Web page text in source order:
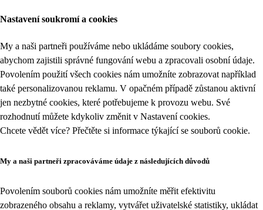
Nastavení soukromí a cookies
My a naši partneři používáme nebo ukládáme soubory cookies,
abychom zajistili správné fungování webu a zpracovali osobní údaje.
Povolením použití všech cookies nám umožníte zobrazovat například
také personalizovanou reklamu. V opačném případě zůstanou aktivní
jen nezbytné cookies, které potřebujeme k provozu webu. Své
rozhodnutí můžete kdykoliv změnit v Nastavení cookies.
Chcete vědět více? Přečtěte si informace týkající se souborů cookie.
My a naši partneři zpracováváme údaje z následujících důvodů
Povolením souborů cookies nám umožníte měřit efektivitu
zobrazeného obsahu a reklamy, vytvářet uživatelské statistiky, ukládat